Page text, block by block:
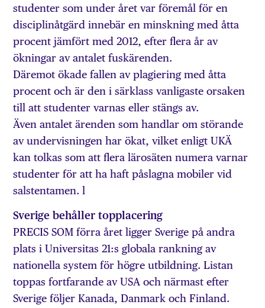
studenter som under året var föremål för en
disciplinåtgärd innebär en minskning med åtta
procent jämfört med 2012, efter flera år av
ökningar av antalet fuskärenden.
Däremot ökade fallen av plagiering med åtta
procent och är den i särklass vanligaste orsaken
till att studenter varnas eller stängs av.
Även antalet ärenden som handlar om störande
av undervisningen har ökat, vilket enligt UKÄ
kan tolkas som att flera lärosäten numera varnar
studenter för att ha haft påslagna mobiler vid
salstentamen. l
Sverige behåller topplacering
PRECIS SOM förra året ligger Sverige på andra
plats i Universitas 21:s globala rankning av
nationella system för högre utbildning. Listan
toppas fortfarande av USA och närmast efter
Sverige följer Kanada, Danmark och Finland.